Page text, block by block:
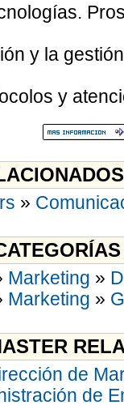
y la
y
»
Marketing »
Marketing »
de
de